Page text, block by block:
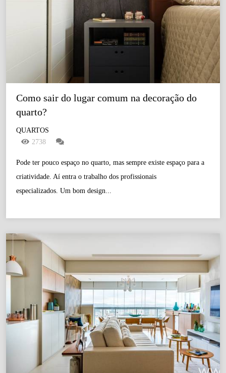
Como sair do lugar comum na decoração do
quarto?
QUARTOS
2738
Pode ter pouco espaço no quarto, mas sempre existe espaço para a
criatividade. Aí entra o trabalho dos profissionais
especializados. Um bom design...